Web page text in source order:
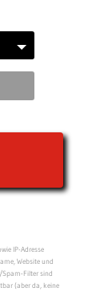
IP-Adresse
Website und
Spam-Filter sind
(aber da, keine